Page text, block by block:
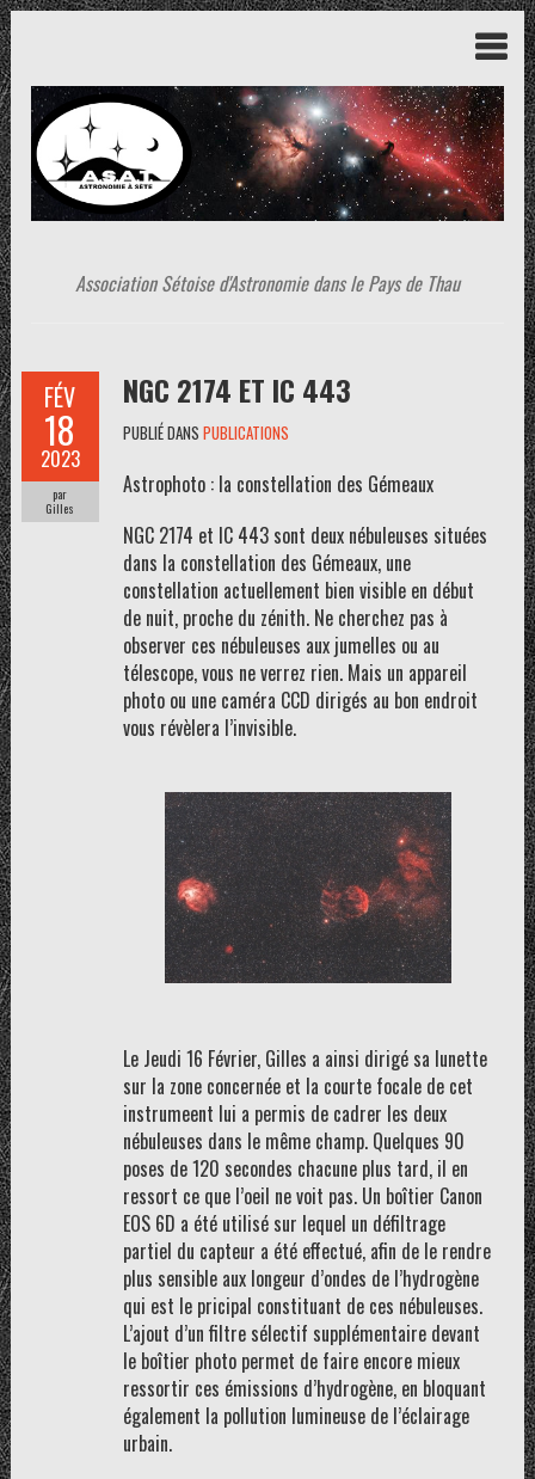
Association Sétoise d'Astronomie dans le Pays de Thau
FÉV
18
2023
par
Gilles
NGC 2174 ET IC 443
PUBLIÉ DANS PUBLICATIONS
Astrophoto : la constellation des Gémeaux
NGC 2174 et IC 443 sont deux nébuleuses situées
dans la constellation des Gémeaux, une
constellation actuellement bien visible en début
de nuit, proche du zénith. Ne cherchez pas à
observer ces nébuleuses aux jumelles ou au
télescope, vous ne verrez rien. Mais un appareil
photo ou une caméra CCD dirigés au bon endroit
vous révèlera l’invisible.
Le Jeudi 16 Février, Gilles a ainsi dirigé sa lunette
sur la zone concernée et la courte focale de cet
instrumeent lui a permis de cadrer les deux
nébuleuses dans le même champ. Quelques 90
poses de 120 secondes chacune plus tard, il en
ressort ce que l’oeil ne voit pas. Un boîtier Canon
EOS 6D a été utilisé sur lequel un défiltrage
partiel du capteur a été effectué, afin de le rendre
plus sensible aux longeur d’ondes de l’hydrogène
qui est le pricipal constituant de ces nébuleuses.
L’ajout d’un filtre sélectif supplémentaire devant
le boîtier photo permet de faire encore mieux
ressortir ces émissions d’hydrogène, en bloquant
également la pollution lumineuse de l’éclairage
urbain.